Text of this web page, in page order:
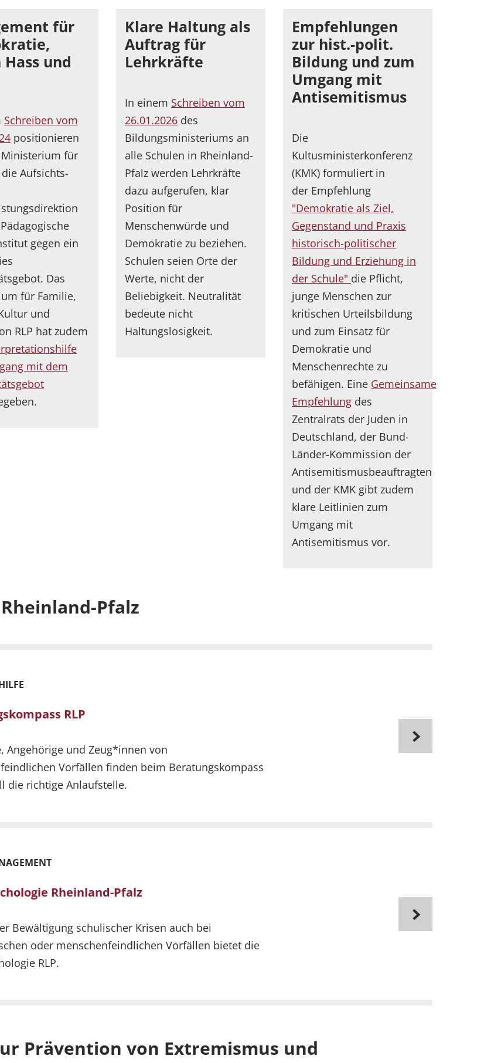
für
Hass und
Schreiben vom
positionieren
für
Aufsichts-
gegen ein
Das
für Familie,
und
RLP hat zudem
mit dem
Klare Haltung als
Auftrag für
Lehrkräfte
In einem Schreiben vom
26.01.2026 des
Bildungsministeriums an
alle Schulen in Rheinland-
Pfalz werden Lehrkräfte
dazu aufgerufen, klar
Position für
Menschenwürde und
Demokratie zu beziehen.
Schulen seien Orte der
Werte, nicht der
Beliebigkeit. Neutralität
bedeute nicht
Haltungslosigkeit.
Empfehlungen
zur hist.-polit.
Bildung und zum
Umgang mit
Antisemitismus
Die
Kultusministerkonferenz
(KMK) formuliert in
der Empfehlung
"Demokratie als Ziel,
Gegenstand und Praxis
historisch-politischer
Bildung und Erziehung in
der Schule" die Pflicht,
junge Menschen zur
kritischen Urteilsbildung
und zum Einsatz für
Demokratie und
Menschenrechte zu
befähigen. Eine Gemeinsame
Empfehlung des
Zentralrats der Juden in
Deutschland, der Bund-
Länder-Kommission der
Antisemitismusbeauftragten
und der KMK gibt zudem
klare Leitlinien zum
Umgang mit
Antisemitismus vor.
Pfalz
RLP
Angehörige und Zeug*innen von
Vorfällen finden beim Beratungskompass
die richtige Anlaufstelle.
Rheinland-Pfalz
Bewältigung schulischer Krisen auch bei
oder menschenfeindlichen Vorfällen bietet die
RLP.
Prävention von Extremismus und